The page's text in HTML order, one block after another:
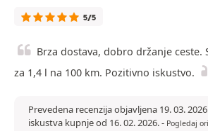
5/5
Brza dostava, dobro držanje ceste.
za 1,4 l na 100 km. Pozitivno iskustvo.
Prevedena recenzija objavljena 19. 03.
iskustva kupnje od 16. 02. 2026.- Pogledaj